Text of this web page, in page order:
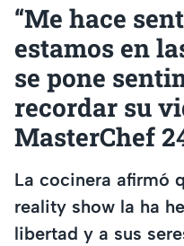
“Me hace
estamos en
se pone
recordar su
MasterChef
La cocinera afirmó
reality show la ha
libertad y a sus